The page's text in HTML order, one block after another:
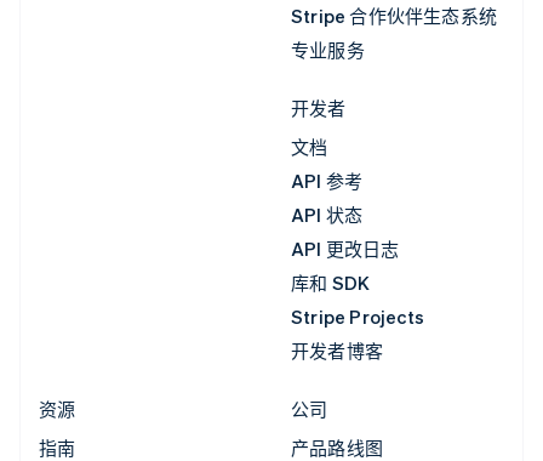
Stripe 合作伙伴生态系统
专业服务
开发者
文档
API 参考
API 状态
API 更改日志
库和 SDK
Stripe Projects
开发者博客
资源
指南
公司
产品路线图